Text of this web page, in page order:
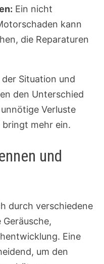
Ein nicht
kann
die Reparaturen
Situation und
den Unterschied
Verluste
mehr ein.
und
durch verschiedene
Eine
um den